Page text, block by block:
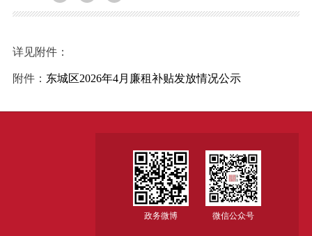
详见附件：
附件： 东城区2026年4月廉租补贴发放情况公示
政务微博 微信公众号